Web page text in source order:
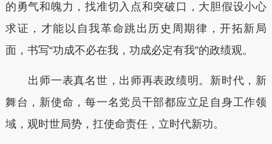
的勇气和魄力，找准切入点和突破口，大胆假设小心
求证，才能以自我革命跳出历史周期律，开拓新局
面，书写“功成不必在我，功成必定有我”的政绩观。
出师一表真名世，出师再表政绩明。新时代，新
舞台，新使命，每一名党员干部都应立足自身工作领
域，观时世局势，扛使命责任，立时代新功。